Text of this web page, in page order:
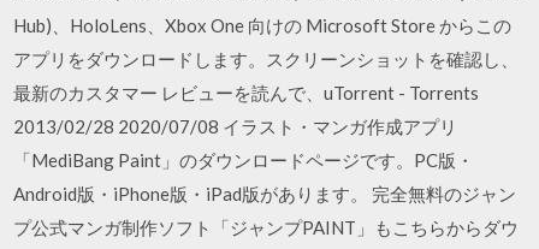
Hub)、HoloLens、Xbox One 向けの Microsoft Store からこの
アプリをダウンロードします。スクリーンショットを確認し、
最新のカスタマー レビューを読んで、uTorrent - Torrents
2013/02/28 2020/07/08 イラスト・マンガ作成アプリ
「MediBang Paint」のダウンロードページです。PC版・
Android版・iPhone版・iPad版があります。 完全無料のジャン
プ公式マンガ制作ソフト「ジャンプPAINT」もこちらからダウ